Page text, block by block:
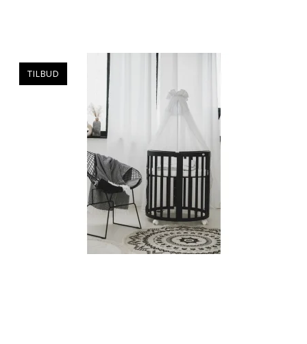
TILBUD